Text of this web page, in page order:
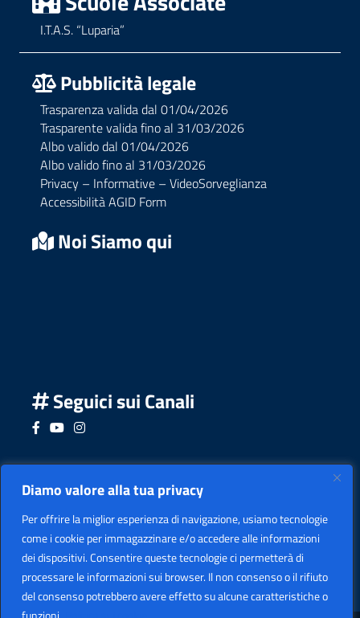
Diamo valore alla tua privacy
Per offrire la miglior esperienza di navigazione, usiamo tecnologie
come i cookie per immagazzinare e/o accedere alle informazioni
dei dispositivi. Consentire queste tecnologie ci permetterà di
processare le informazioni sui browser. Il non consenso o il rifiuto
del consenso potrebbero avere effetto su alcune caratteristiche o
I.T.A.S. “Luparia”
Pubblicità legale
Trasparenza valida dal 01/04/2026
Trasparente valida fino al 31/03/2026
Albo valido dal 01/04/2026
Albo valido fino al 31/03/2026
Privacy – Informative – VideoSorveglianza
Accessibilità AGID Form
Noi Siamo qui
Seguici sui Canali
Seguici su Facebook
Seguici su YouTube
Seguici su Instagram